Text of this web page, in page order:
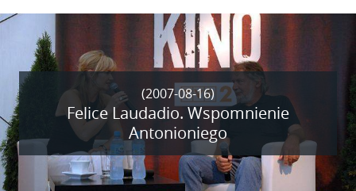
(2007-08-16)
Felice Laudadio. Wspomnienie
Antonioniego